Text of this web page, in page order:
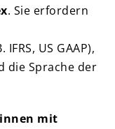
. Sie erfordern
US GAAP),
die Sprache der
mit